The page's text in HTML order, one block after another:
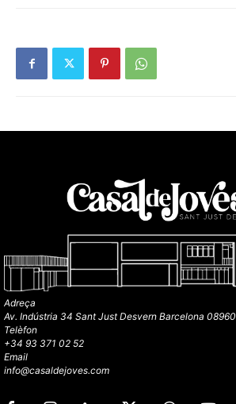
Adreça
Av. Indústria 34 Sant Just Desvern Barcelona 08960
Telèfon
+34 93 371 02 52
Email
info@casaldejoves.com